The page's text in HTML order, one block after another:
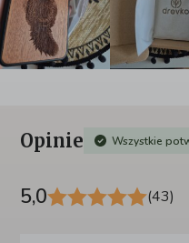
Opinie Wszystkie
5,0 (43)